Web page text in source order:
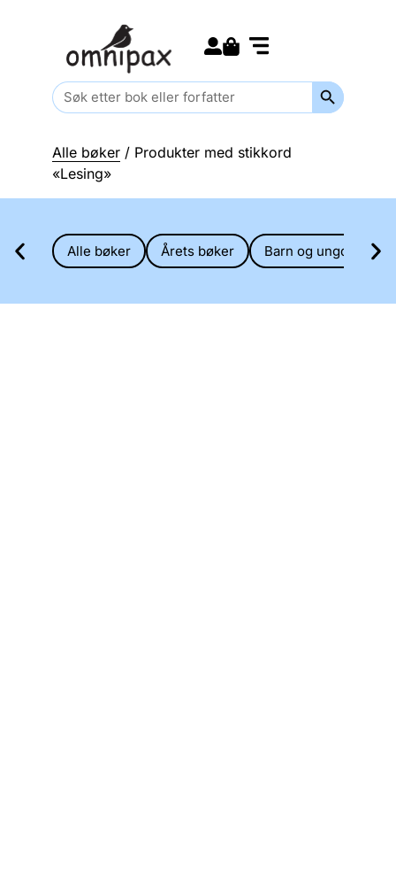
Search
for:
Search
Alle bøker / Produkter med stikkord
«Lesing»
Alle bøker Årets bøker Barn og ungdom